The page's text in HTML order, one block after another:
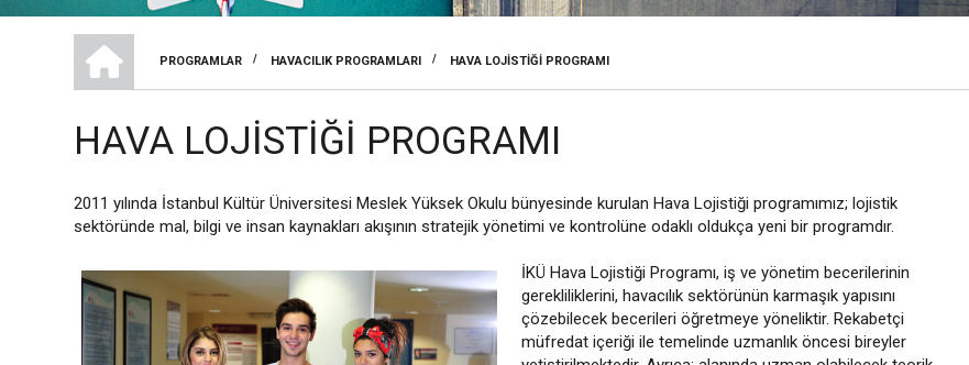
SAYFA
YOLU
PROGRAMLAR
/ HAVACILIK PROGRAMLARI / HAVA LOJISTIĞI PROGRAMI
HAVA LOJISTIĞI PROGRAMI
2011 yılında İstanbul Kültür Üniversitesi Meslek Yüksek Okulu bünyesinde kurulan Hava Lojistiği programımız; lojistik
sektöründe mal, bilgi ve insan kaynakları akışının stratejik yönetimi ve kontrolüne odaklı oldukça yeni bir programdır.
İKÜ Hava Lojistiği Programı, iş ve yönetim becerilerinin
gerekliliklerini, havacılık sektörünün karmaşık yapısını
çözebilecek becerileri öğretmeye yöneliktir. Rekabetçi
müfredat içeriği ile temelinde uzmanlık öncesi bireyler